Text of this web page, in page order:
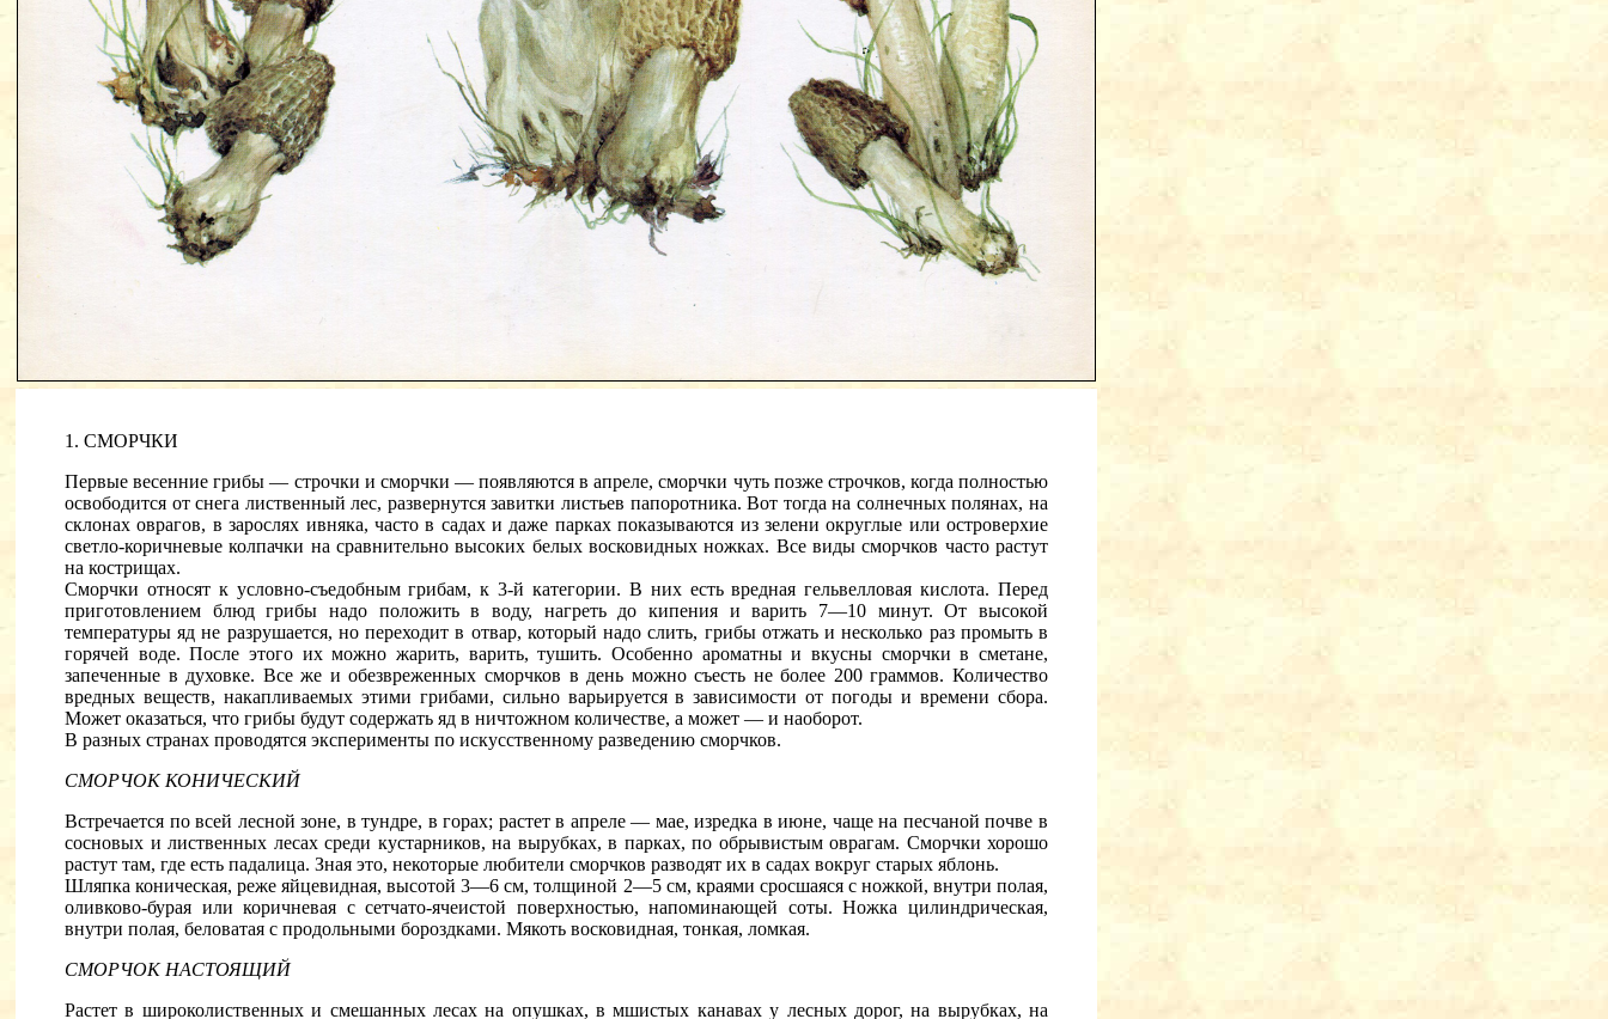
1. СМОРЧКИ
Первые весенние грибы — строчки и сморчки — появляются в апреле, сморчки чуть позже строчков, когда полностью
освободится от снега лиственный лес, развернутся завитки листьев папоротника. Вот тогда на солнечных полянах, на
склонах оврагов, в зарослях ивняка, часто в садах и даже парках показываются из зелени округлые или островерхие
светло-коричневые колпачки на сравнительно высоких белых восковидных ножках. Все виды сморчков часто растут
на кострищах.
Сморчки относят к условно-съедобным грибам, к 3-й категории. В них есть вредная гельвелловая кислота. Перед
приготовлением блюд грибы надо положить в воду, нагреть до кипения и варить 7—10 минут. От высокой
температуры яд не разрушается, но переходит в отвар, который надо слить, грибы отжать и несколько раз промыть в
горячей воде. После этого их можно жарить, варить, тушить. Особенно ароматны и вкусны сморчки в сметане,
запеченные в духовке. Все же и обезвреженных сморчков в день можно съесть не более 200 граммов. Количество
вредных веществ, накапливаемых этими грибами, сильно варьируется в зависимости от погоды и времени сбора.
Может оказаться, что грибы будут содержать яд в ничтожном количестве, а может — и наоборот.
В разных странах проводятся эксперименты по искусственному разведению сморчков.
СМОРЧОК КОНИЧЕСКИЙ
Встречается по всей лесной зоне, в тундре, в горах; растет в апреле — мае, изредка в июне, чаще на песчаной почве в
сосновых и лиственных лесах среди кустарников, на вырубках, в парках, по обрывистым оврагам. Сморчки хорошо
растут там, где есть падалица. Зная это, некоторые любители сморчков разводят их в садах вокруг старых яблонь.
Шляпка коническая, реже яйцевидная, высотой 3—6 см, толщиной 2—5 см, краями сросшаяся с ножкой, внутри полая,
оливково-бурая или коричневая с сетчато-ячеистой поверхностью, напоминающей соты. Ножка цилиндрическая,
внутри полая, беловатая с продольными бороздками. Мякоть восковидная, тонкая, ломкая.
СМОРЧОК НАСТОЯЩИЙ
Растет в широколиственных и смешанных лесах на опушках, в мшистых канавах у лесных дорог, на вырубках, на